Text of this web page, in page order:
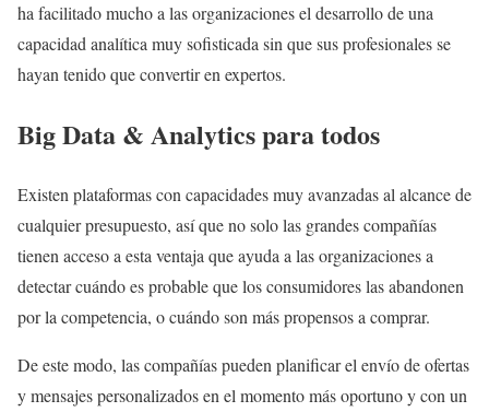
ha facilitado mucho a las organizaciones el desarrollo de una
capacidad analítica muy sofisticada sin que sus profesionales se
hayan tenido que convertir en expertos.
Big Data & Analytics para todos
Existen plataformas con capacidades muy avanzadas al alcance de
cualquier presupuesto, así que no solo las grandes compañías
tienen acceso a esta ventaja que ayuda a las organizaciones a
detectar cuándo es probable que los consumidores las abandonen
por la competencia, o cuándo son más propensos a comprar.
De este modo, las compañías pueden planificar el envío de ofertas
y mensajes personalizados en el momento más oportuno y con un